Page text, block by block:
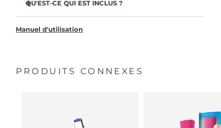
du visage, conçus pour ne jamais être remplacés.
6 intensités et 3 modes de massage personnalisent
QU'EST-CE QUI EST INCLUS ?
KIWI™ Oil Control Mattifying Moisturizer
Guide de démarrage rapide
Manuel d'utilisation
PRODUITS CONNEXES